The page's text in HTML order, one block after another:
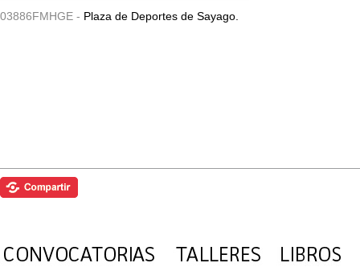
03886FMHGE - Plaza de Deportes de Sayago.